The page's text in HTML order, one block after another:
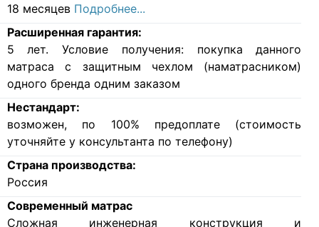
18 месяцев Подробнее...
Расширенная гарантия:
5 лет. Условие получения: покупка данного
матраса с защитным чехлом (наматрасником)
одного бренда одним заказом
Нестандарт:
возможен, по 100% предоплате (стоимость
уточняйте у консультанта по телефону)
Страна производства:
Россия
Современный матрас
Cложная инженерная конструкция и